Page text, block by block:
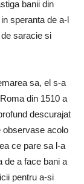
banii din
speranta de a-l
saracie si
sa, el s-a
din 1510 a
descurajat
observase acolo
ce pare sa l-a
de a face bani a
pentru a-si